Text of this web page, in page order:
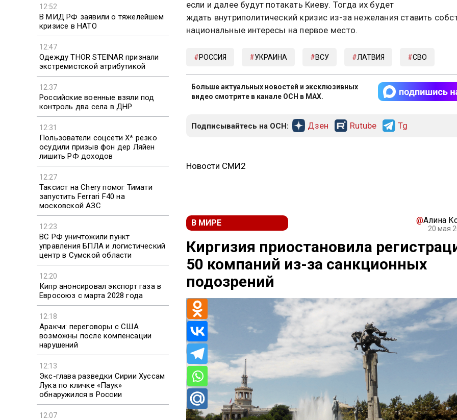
12:52
В МИД РФ заявили о тяжелейшем
кризисе в НАТО
12:47
Одежду THOR STEINAR признали
экстремистской атрибутикой
12:37
Российские военные взяли под
контроль два села в ДНР
12:31
Пользователи соцсети X* резко
осудили призыв фон дер Ляйен
лишить РФ доходов
12:27
Таксист на Chery помог Тимати
запустить Ferrari F40 на
московской АЗС
12:23
ВС РФ уничтожили пункт
управления БПЛА и логистический
центр в Сумской области
12:20
Кипр анонсировал экспорт газа в
Евросоюз с марта 2028 года
12:18
Аракчи: переговоры с США
возможны после компенсации
нарушений
12:13
Экс-глава разведки Сирии Хуссам
Лука по кличке «Паук»
обнаружился в России
12:07
если и далее будут потакать Киеву. Тогда их будет
ждать внутриполитический кризис из-за нежелания ставить
национальные интересы на первое место.
РОССИЯ УКРАИНА ВСУ ЛАТВИЯ СВО
Больше актуальных новостей и эксклюзивных
видео смотрите в канале ОСН в MAX.
Подписывайтесь на ОСН: Дзен Rutube Tg
Новости СМИ2
В МИРЕ @Алина
20 мая
Киргизия приостановила
50 компаний из-за санкционных
подозрений